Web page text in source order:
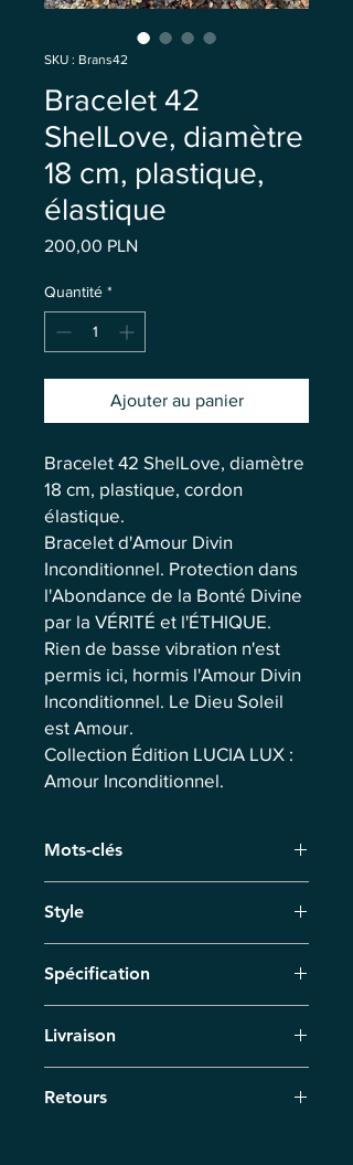
SKU : Brans42
Bracelet 42
ShelLove, diamètre
18 cm, plastique,
élastique
200,00 PLN
Quantité *
Ajouter au panier
Bracelet 42 ShelLove, diamètre
18 cm, plastique, cordon
élastique.
Bracelet d'Amour Divin
Inconditionnel. Protection dans
l'Abondance de la Bonté Divine
par la VÉRITÉ et l'ÉTHIQUE.
Rien de basse vibration n'est
permis ici, hormis l'Amour Divin
Inconditionnel. Le Dieu Soleil
est Amour.
Collection Édition LUCIA LUX :
Amour Inconditionnel.
Mots-clés
Style
Inconditionnel.
Spécification
élastique transparent
Livraison
ouvrés. Pour les précommandes, nous
Retours